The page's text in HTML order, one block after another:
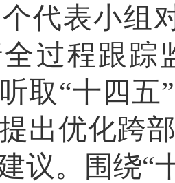
个代表小组
过程跟踪
取“十四
出优化跨
议。围绕“